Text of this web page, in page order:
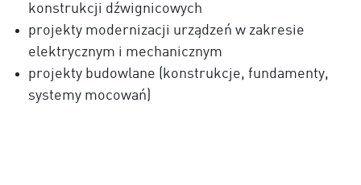
konstrukcji dźwignicowych
projekty modernizacji urządzeń w zakresie
elektrycznym i mechanicznym
projekty budowlane (konstrukcje, fundamenty,
systemy mocowań)